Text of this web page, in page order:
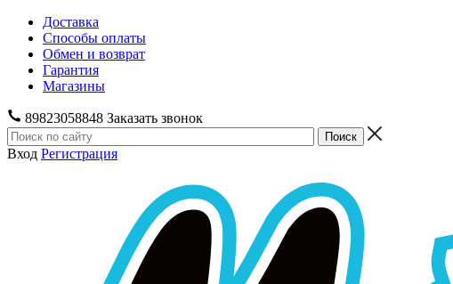
Доставка
Способы оплаты
Обмен и возврат
Гарантия
Магазины
89823058848 Заказать звонок
Вход Регистрация